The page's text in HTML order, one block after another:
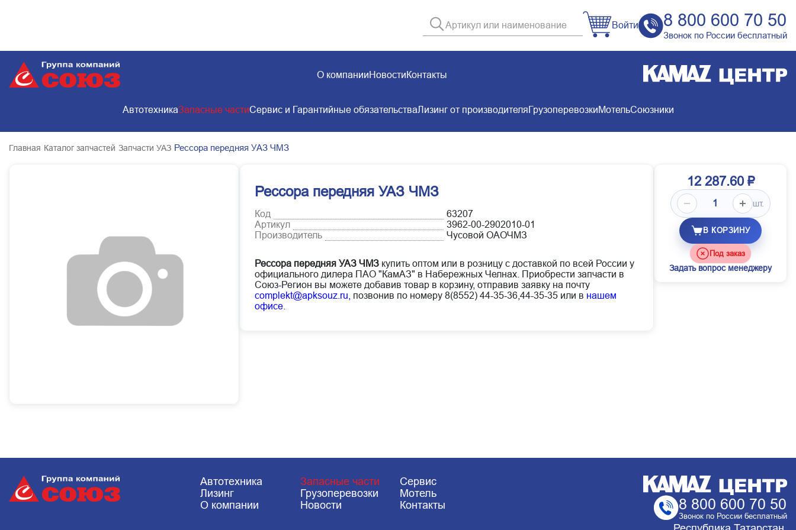
Войти 8 800 600 70 50
Звонок по России бесплатный
О компанииНовостиКонтакты
АвтотехникаЗапасные частиСервис и Гарантийные обязательстваЛизинг от производителяГрузоперевозкиМотельСоюзники
Главная Каталог запчастей Запчасти УАЗ Рессора передняя УАЗ ЧМЗ
Рессора передняя УАЗ ЧМЗ
Код
63207
Артикул
3962-00-2902010-01
Производитель
Чусовой ОАОЧМЗ
Рессора передняя УАЗ ЧМЗ купить оптом или в розницу с доставкой по всей России у
официального дилера ПАО "КамАЗ" в Набережных Челнах. Приобрести запчасти в
Союз-Регион вы можете добавив товар в корзину, отправив заявку на почту
complekt@apksouz.ru, позвонив по номеру 8(8552) 44-35-36,44-35-35 или в нашем
офисе
12 287.60 ₽
шт.
В КОРЗИНУ
Под заказ
Задать вопрос менеджеру
Автотехника Запасные части
Сервис
Лизинг
Грузоперевозки
Мотель
О компании
Новости Контакты 8 800 600 70 50
Звонок по России бесплатный